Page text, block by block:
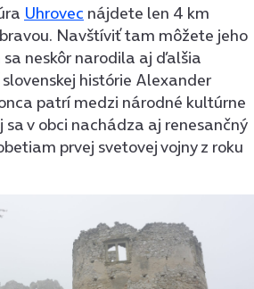
Uhrovec nájdete len 4 km
Navštíviť tam môžete jeho
neskôr narodila aj ďalšia
histórie Alexander
patrí medzi národné kultúrne
v obci nachádza aj renesančný
prvej svetovej vojny z roku